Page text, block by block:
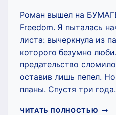
Роман вышел на
Freedom. Я пыталась
листа: вычеркнула из
которого безумно
предательство
оставив лишь пепел.
планы. Спустя три
ЧИТАТЬ ПОЛНОСТЬЮ